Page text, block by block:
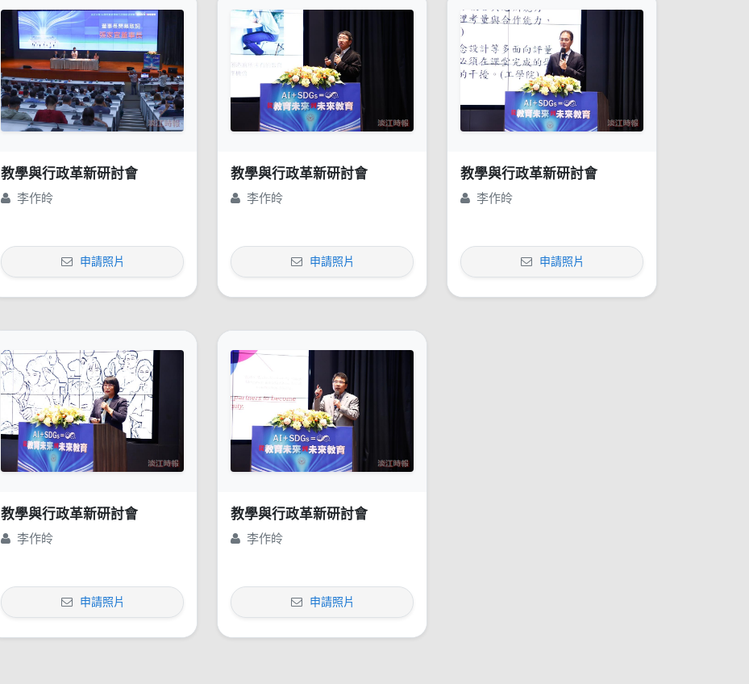
教學與行政革新研討會
李作皊
申請照片
教學與行政革新研討會
李作皊
申請照片
教學與行政革新研討會
李作皊
申請照片
教學與行政革新研討會
李作皊
申請照片
教學與行政革新研討會
李作皊
申請照片